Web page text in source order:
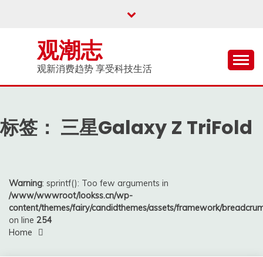
观潮志
观新消费趋势 享受科技生活
标签： 三星Galaxy Z TriFold
Warning: sprintf(): Too few arguments in
/www/wwwroot/lookss.cn/wp-
content/themes/fairy/candidthemes/assets/framework/
on line 254
Home